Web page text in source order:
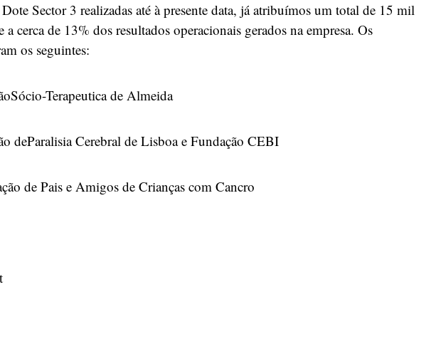
Sector 3 realizadas até à presente data, já atribuímos um total de 15 mil
cerca de 13% dos resultados operacionais gerados na empresa. Os
os seguintes:
Terapeutica de Almeida
deParalisia Cerebral de Lisboa e Fundação CEBI
de Pais e Amigos de Crianças com Cancro